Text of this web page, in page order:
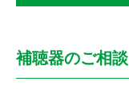
補聴器のご相談